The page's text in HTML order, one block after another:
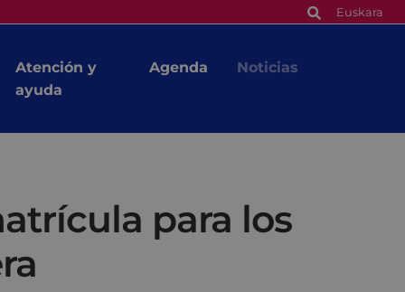
Euskara
Atención y
ayuda
Agenda Noticias
para los